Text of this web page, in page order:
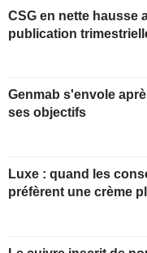
CSG en nette hausse
publication
Genmab s'envole
ses objectifs
Luxe : quand les
préfèrent une crème